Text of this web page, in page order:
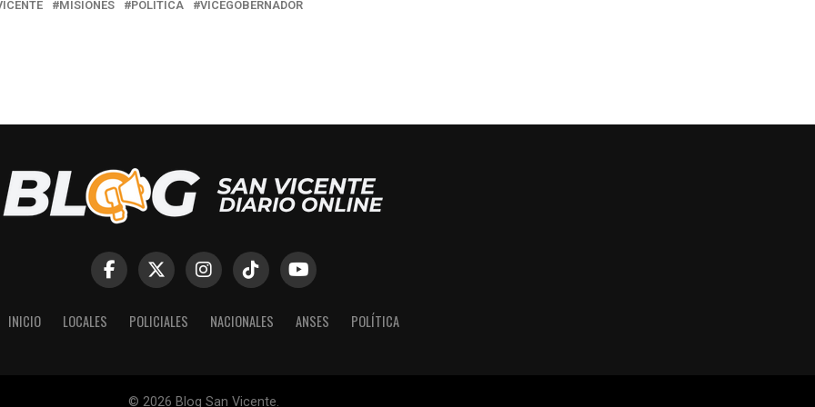
MISIONES POLITICA VICEGOBERNADOR
INICIO LOCALES POLICIALES NACIONALES ANSES POLÍTICA
© 2026 Blog San Vicente.